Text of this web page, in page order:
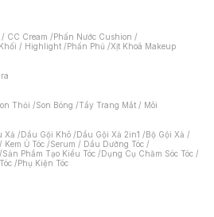
/ CC Cream /Phấn Nước Cushion /
/ Highlight /Phấn Phủ /Xịt Khoá Makeup
Thỏi /Son Bóng /Tẩy Trang Mắt / Môi
Xả /Dầu Gội Khô /Dầu Gội Xả 2in1 /Bộ Gội Xả /
Kem Ủ Tóc /Serum / Dầu Dưỡng Tóc /
/Sản Phẩm Tạo Kiểu Tóc /Dụng Cụ Chăm Sóc Tóc /
/Phụ Kiện Tóc